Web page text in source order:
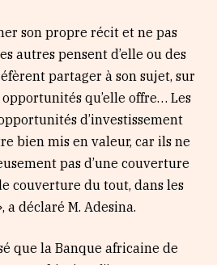
son propre récit et ne pas
autres pensent d’elle ou des
partager à son sujet, sur
qu’elle offre… Les
d’investissement
bien mis en valeur, car ils ne
pas d’une couverture
couverture du tout, dans les
a déclaré M. Adesina.
que la Banque africaine de